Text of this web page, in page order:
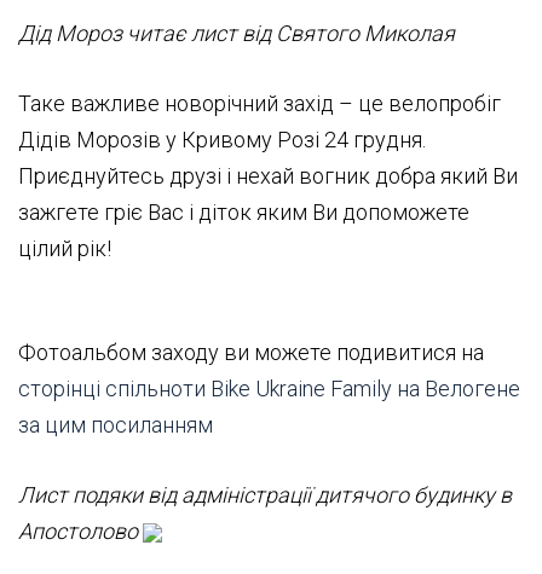
Дід Мороз читає лист від Святого Миколая
Таке важливе новорічний захід – це велопробіг
Дідів Морозів у Кривому Розі 24 грудня.
Приєднуйтесь друзі і нехай вогник добра який Ви
зажгете гріє Вас і діток яким Ви допоможете
цілий рік!
Фотоальбом заходу ви можете подивитися на
сторінці спільноти Bike Ukraine Family на Велогене
за цим посиланням
Лист подяки від адміністрації дитячого будинку в
Апостолово